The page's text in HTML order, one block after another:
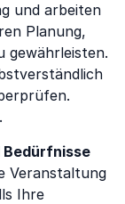
und arbeiten
Planung,
gewährleisten.
Bedürfnisse
Veranstaltung
Ihre